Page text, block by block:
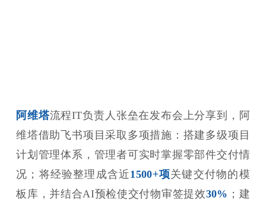
阿维塔流程IT负责人张垒在发布会上分享到，阿
维塔借助飞书项目采取多项措施：搭建多级项目
计划管理体系，管理者可实时掌握零部件交付情
况；将经验整理成含近1500+项关键交付物的模
板库，并结合AI预检使交付物审签提效30% ；建